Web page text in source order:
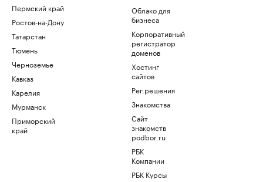
Пермский край
Ростов-на-Дону
Татарстан
Тюмень
Черноземье
Кавказ
Карелия
Мурманск
Приморский
край
Облако для
бизнеса
Корпоративный
регистратор
доменов
Хостинг
сайтов
Рег.решения
Знакомства
Сайт
знакомств
podbor.ru
РБК
Компании
РБК Курсы